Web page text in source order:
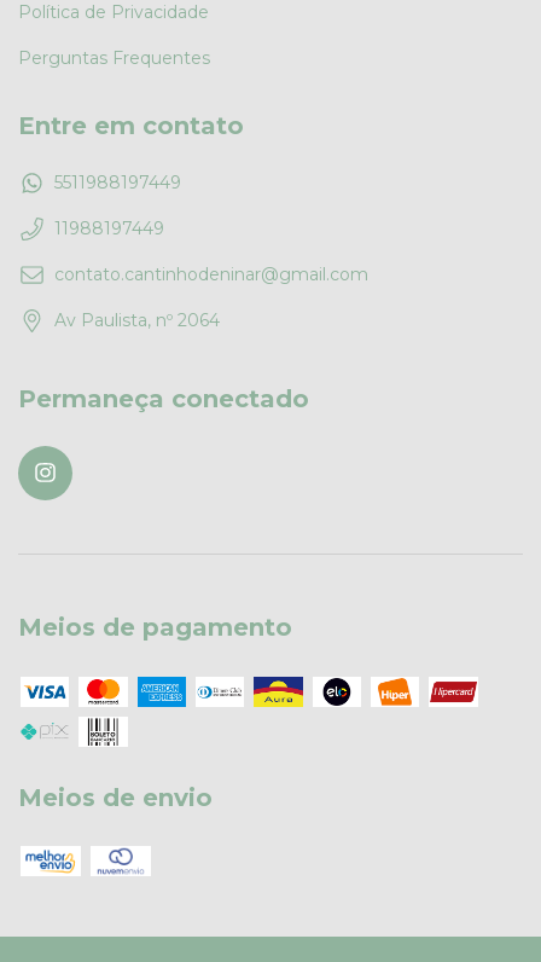
Política de Privacidade
Perguntas Frequentes
Entre em contato
5511988197449
11988197449
contato.cantinhodeninar@gmail.com
Av Paulista, nº 2064
Permaneça conectado
Meios de pagamento
Meios de envio